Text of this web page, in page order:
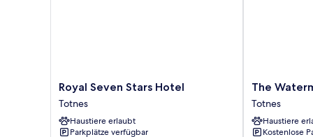
Royal
Seven
Stars
Hotel
Royal Seven Stars Hotel
Totnes
Haustiere erlaubt
Parkplätze verfügbar
The
Waterman's
Arms
Totnes
The
Totnes
Haustiere
Kostenlose